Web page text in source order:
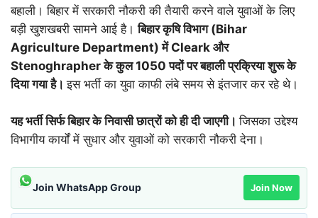
बहाली। बिहार में सरकारी नौकरी की तैयारी करने वाले युवाओं के लिए
बड़ी खुशखबरी सामने आई है।बिहार कृषि विभाग (Bihar
Agriculture Department) में Cleark और
Stenoghrapher के कुल 1050 पदों पर बहाली प्रक्रिया शुरू के
दिया गया है।इस भर्ती का युवा काफी लंबे समय से इंतजार कर रहे थे।
यह भर्ती सिर्फ बिहार के निवासी छात्रों को ही दी जाएगी।जिसका उद्देश्य
विभागीय कार्यों में सुधार और युवाओं को सरकारी नौकरी देना।
Join WhatsApp Group Join Now